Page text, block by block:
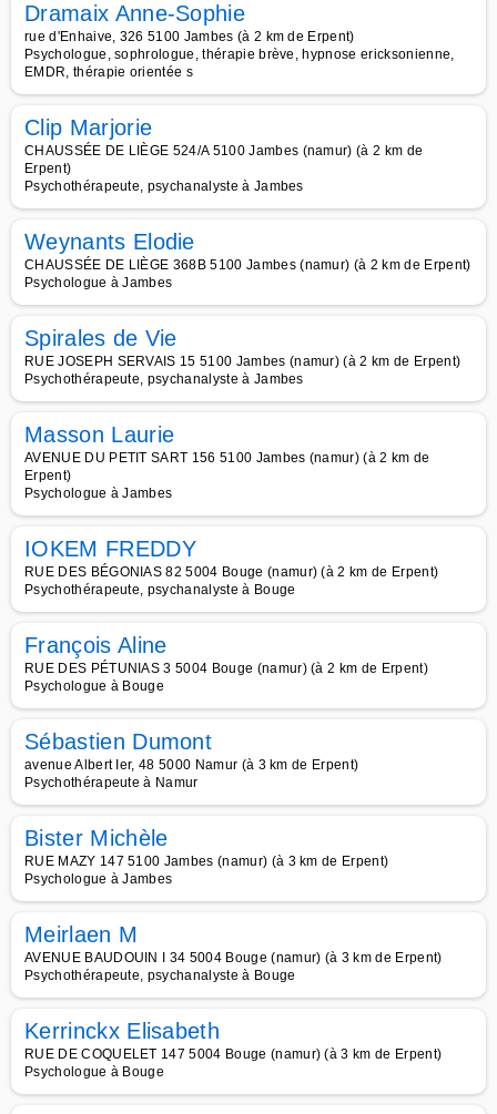
Dramaix Anne-Sophie
rue d'Enhaive, 326 5100 Jambes (à 2 km de Erpent)
Psychologue, sophrologue, thérapie brève, hypnose ericksonienne,
EMDR, thérapie orientée s
Clip Marjorie
CHAUSSÉE DE LIÈGE 524/A 5100 Jambes (namur) (à 2 km de
Erpent)
Psychothérapeute, psychanalyste à Jambes
Weynants Elodie
CHAUSSÉE DE LIÈGE 368B 5100 Jambes (namur) (à 2 km de Erpent)
Psychologue à Jambes
Spirales de Vie
RUE JOSEPH SERVAIS 15 5100 Jambes (namur) (à 2 km de Erpent)
Psychothérapeute, psychanalyste à Jambes
Masson Laurie
AVENUE DU PETIT SART 156 5100 Jambes (namur) (à 2 km de
Erpent)
Psychologue à Jambes
IOKEM FREDDY
RUE DES BÉGONIAS 82 5004 Bouge (namur) (à 2 km de Erpent)
Psychothérapeute, psychanalyste à Bouge
François Aline
RUE DES PÉTUNIAS 3 5004 Bouge (namur) (à 2 km de Erpent)
Psychologue à Bouge
Sébastien Dumont
avenue Albert Ier, 48 5000 Namur (à 3 km de Erpent)
Psychothérapeute à Namur
Bister Michèle
RUE MAZY 147 5100 Jambes (namur) (à 3 km de Erpent)
Psychologue à Jambes
Meirlaen M
AVENUE BAUDOUIN I 34 5004 Bouge (namur) (à 3 km de Erpent)
Psychothérapeute, psychanalyste à Bouge
Kerrinckx Elisabeth
RUE DE COQUELET 147 5004 Bouge (namur) (à 3 km de Erpent)
Psychologue à Bouge